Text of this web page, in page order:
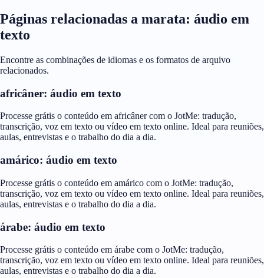
Páginas relacionadas a marata: áudio em
texto
Encontre as combinações de idiomas e os formatos de arquivo
relacionados.
africâner: áudio em texto
Processe grátis o conteúdo em africâner com o JotMe: tradução,
transcrição, voz em texto ou vídeo em texto online. Ideal para reuniões,
aulas, entrevistas e o trabalho do dia a dia.
amárico: áudio em texto
Processe grátis o conteúdo em amárico com o JotMe: tradução,
transcrição, voz em texto ou vídeo em texto online. Ideal para reuniões,
aulas, entrevistas e o trabalho do dia a dia.
árabe: áudio em texto
Processe grátis o conteúdo em árabe com o JotMe: tradução,
transcrição, voz em texto ou vídeo em texto online. Ideal para reuniões,
aulas, entrevistas e o trabalho do dia a dia.